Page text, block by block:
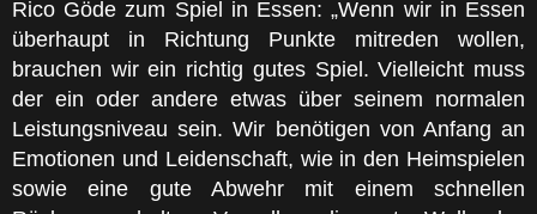
Rico Göde zum Spiel in Essen: „Wenn wir in Essen
überhaupt in Richtung Punkte mitreden wollen,
brauchen wir ein richtig gutes Spiel. Vielleicht muss
der ein oder andere etwas über seinem normalen
Leistungsniveau sein. Wir benötigen von Anfang an
Emotionen und Leidenschaft, wie in den Heimspielen
sowie eine gute Abwehr mit einem schnellen